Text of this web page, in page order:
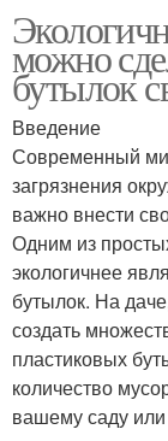
можно
бутылок
Введение
Современный
загрязнения
важно внести
Одним из
экологичнее
бутылок. На
создать
пластиковых
количество
вашему саду или